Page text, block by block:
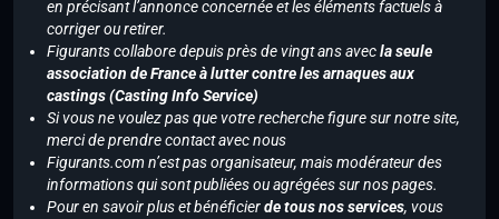
en précisant l’annonce concernée et les éléments factuels à
corriger ou retirer.
Figurants collabore depuis près de vingt ans avecla seule
association de France à lutter contre les arnaques aux
castings (Casting Info Service)
Si vous ne voulez pas que votre recherche figure sur notre site,
merci de prendre contact avec nous
Figurants.com n’est pas organisateur, mais modérateur des
informations qui sont publiées ou agrégées sur nos pages.
Pour en savoir plus et bénéficierde tous nos services, vous